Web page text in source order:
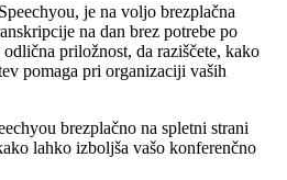
je na voljo brezplačna
na dan brez potrebe po
priložnost, da raziščete, kako
pomaga pri organizaciji vaših
brezplačno na spletni strani
lahko izboljša vašo konferenčno